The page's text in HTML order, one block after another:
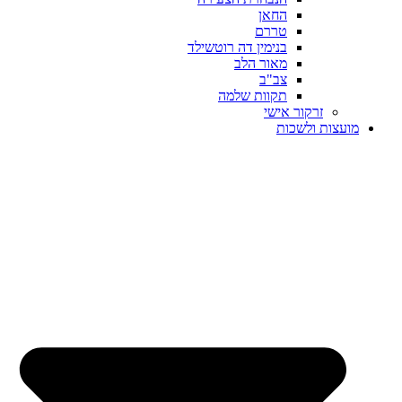
החאן
טררם
בנימין דה רוטשילד
מאור הלב
צב"ב
תקוות שלמה
זרקור אישי
מועצות ולשכות